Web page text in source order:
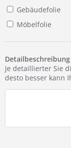
Gebäudefolie
Möbelfolie
Detailbeschreibung
Je detaillierter Sie
desto besser kann